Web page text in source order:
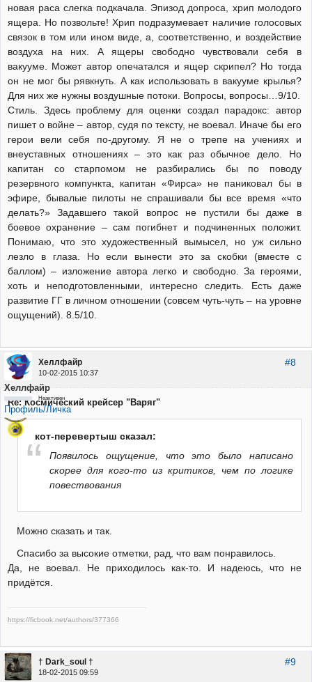
новая раса слегка подкачала. Эпизод допроса, хрип молодого
ящера. Но позвольте! Хрип подразумевает наличие голосовых
связок в том или ином виде, а, соответственно, и воздействие
воздуха на них. А ящеры свободно чувствовали себя в
вакууме. Может автор опечатался и ящер скрипел? Но тогда
он не мог бы рявкнуть. А как использовать в вакууме крылья?
Для них же нужны воздушные потоки. Вопросы, вопросы…9/10.
Стиль. Здесь проблему для оценки создал парадокс: автор
пишет о войне – автор, судя по тексту, не воевал. Иначе бы его
герои вели себя по-другому. Я не о трепе на учениях и
внеуставных отношениях – это как раз обычное дело. Но
капитан со старпомом не разбирались бы по поводу
резервного компункта, капитан «Фирса» не паниковал бы в
эфире, бывалые пилоты не спрашивали бы все время «что
делать?» Задавшего такой вопрос не пустили бы даже в
боевое охранение – сам погибнет и подчиненных положит.
Понимаю, что это художественный вымысел, но уж сильно
лезло в глаза. Но если вынести это за скобки (вместе с
баллом) – изложение автора легко и свободно. За героями,
хоть и неподготовленными, интересно следить. Есть даже
развитие ГГ в личном отношении (совсем чуть-чуть – на уровне
ощущений). 8.5/10.
#8
Хеллфайр
10-02-2015 10:37
Хеллфайр
Неактивен
Профиль/Личка
Re: Космический крейсер "Варяг"
кот-перевертыш сказал:
Появилось ощущение, что это было написано
скорее для кого-то из критиков, чем по логике
повествования
Можно сказать и так.
Спасибо за высокие отметки, рад, что вам понравилось.
Да, не воевал. Не приходилось как-то. И надеюсь, что не
придётся.
https://ficbook.net/authors/377366
#9
† Dark_soul †
18-02-2015 09:59